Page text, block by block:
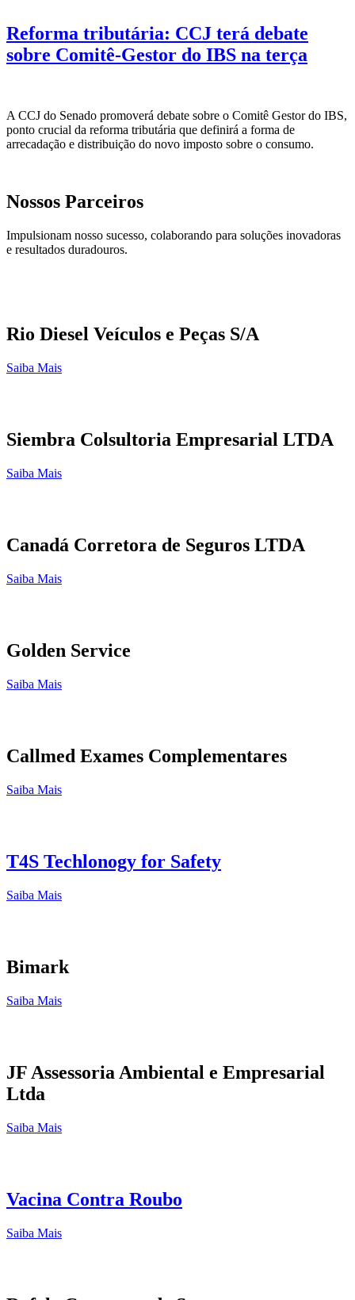
Reforma tributária: CCJ terá debate
sobre Comitê-Gestor do IBS na terça
A CCJ do Senado promoverá debate sobre o Comitê Gestor do IBS,
ponto crucial da reforma tributária que definirá a forma de
arrecadação e distribuição do novo imposto sobre o consumo.
Nossos Parceiros
Impulsionam nosso sucesso, colaborando para soluções inovadoras
e resultados duradouros.
Rio Diesel Veículos e Peças S/A
Saiba Mais
Siembra Colsultoria Empresarial LTDA
Saiba Mais
Canadá Corretora de Seguros LTDA
Saiba Mais
Golden Service
Saiba Mais
Callmed Exames Complementares
Saiba Mais
T4S Techlonogy for Safety
Saiba Mais
Bimark
Saiba Mais
JF Assessoria Ambiental e Empresarial
Ltda
Saiba Mais
Vacina Contra Roubo
Saiba Mais